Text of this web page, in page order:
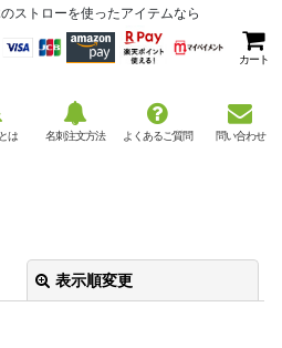
ストローを使ったアイテムなら
カート
は 名刺注文方法 よくあるご質問 問い合わせ
表示順変更